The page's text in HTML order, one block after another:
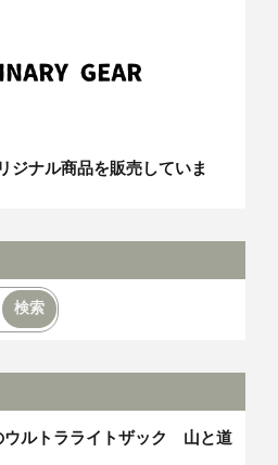
ジナル商品を販売していま
ウルトラライトザック 山と道